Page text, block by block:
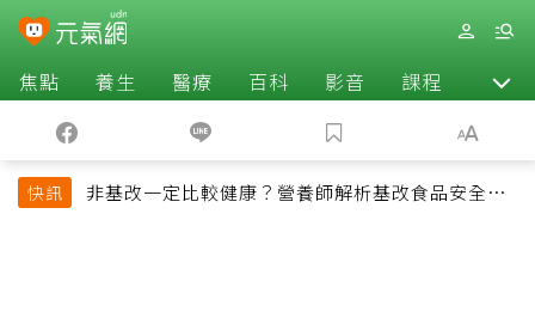
焦點 養生 醫療 百科 影音 課程 退休
快訊
非基改一定比較健康？營養師解析基改食品安全性